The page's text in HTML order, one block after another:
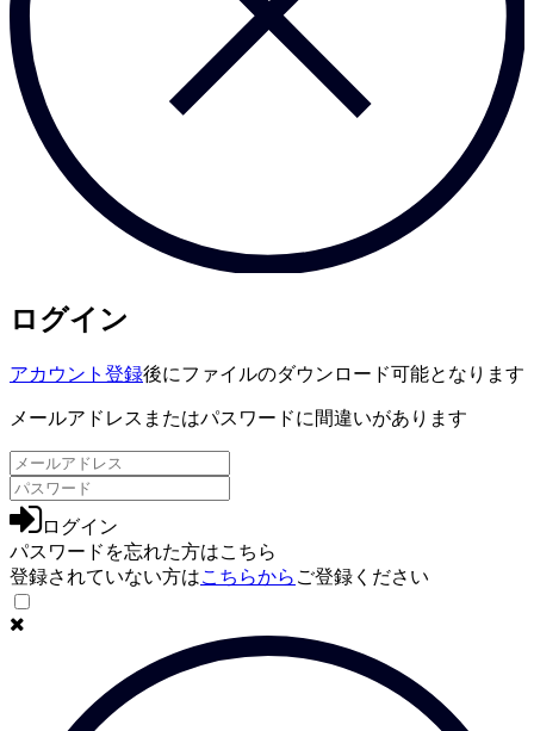
ログイン
アカウント登録後にファイルのダウンロード可能となります
メールアドレスまたはパスワードに間違いがあります
ログイン
パスワードを忘れた方はこちら
登録されていない方はこちらから ご登録ください